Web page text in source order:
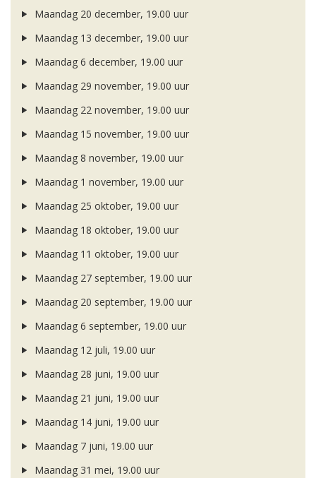
Maandag 20 december, 19.00 uur
Maandag 13 december, 19.00 uur
Maandag 6 december, 19.00 uur
Maandag 29 november, 19.00 uur
Maandag 22 november, 19.00 uur
Maandag 15 november, 19.00 uur
Maandag 8 november, 19.00 uur
Maandag 1 november, 19.00 uur
Maandag 25 oktober, 19.00 uur
Maandag 18 oktober, 19.00 uur
Maandag 11 oktober, 19.00 uur
Maandag 27 september, 19.00 uur
Maandag 20 september, 19.00 uur
Maandag 6 september, 19.00 uur
Maandag 12 juli, 19.00 uur
Maandag 28 juni, 19.00 uur
Maandag 21 juni, 19.00 uur
Maandag 14 juni, 19.00 uur
Maandag 7 juni, 19.00 uur
Maandag 31 mei, 19.00 uur